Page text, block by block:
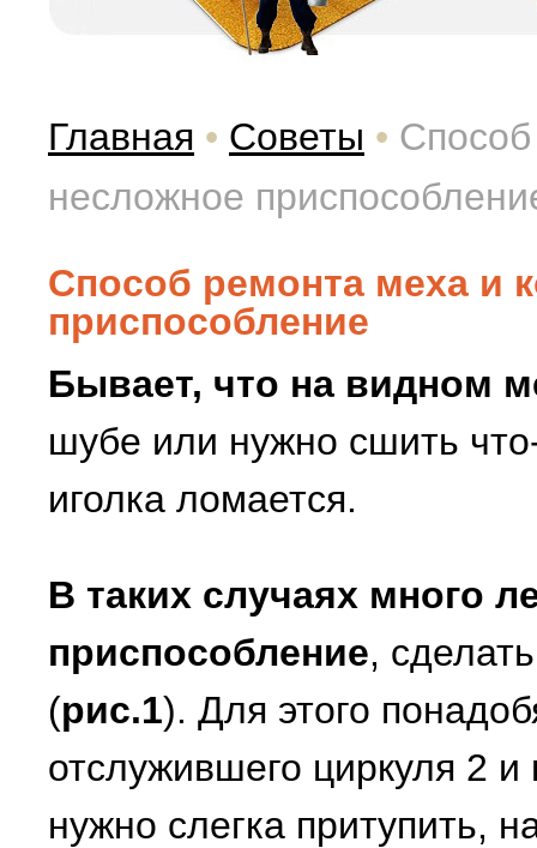
Главная • Советы •
несложное
Способ ремонта меха и
приспособление
Бывает, что на видном
шубе или нужно сшить
иголка ломается.
В таких случаях много
приспособление,
(рис.1). Для этого
отслужившего циркуля 2
нужно слегка притупить,